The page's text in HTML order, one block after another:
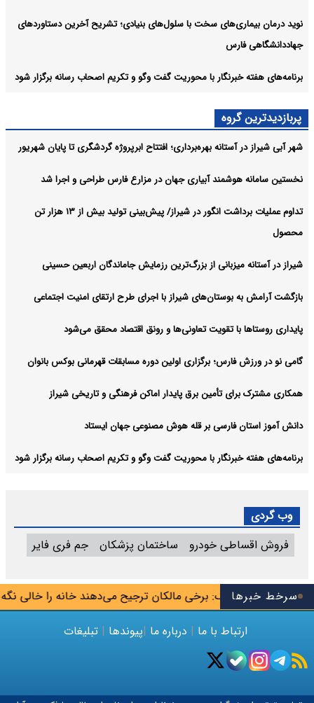
سرخط خبرها
مشاوران املاک: برخی مالکان ترجیح می‌دهند خانه را خالی نگه
نوید درمان بیماری‌های سخت با سلول‌های بنیادی؛ تشریح آخرین دستاوردهای
جهاددانشگاهی فارس
برنامه‌های هفته خبرنگار با محوریت گفت وگو و تکریم اصحاب رسانه برگزار شود
پربازدیدترین گروه
شهر آبی شیراز در آستانه بهره‌برداری؛ افتتاح ابرپروژه گردشگری تا پایان شهریور
نخستین سامانه هوشمند آبیاری جهان در مزارع فارس طراحی و اجرا شد
تداوم عملیات برداشت انگور در شیراز/ پیش‌بینی تولید بیش از ۱۳ هزار تن
محصول
شیراز در آستانه میزبانی از بزرگ‌ترین رزمایش جاماندگان اربعین حسینی
بازگشت آرامش به بوستان‌های شیراز با اجرای طرح ارتقای امنیت اجتماعی
پایداری روستاها با تقویت تعاونی‌ها و رونق اقتصاد محقق می‌شود
گامی نو در ورزش فارس؛ برگزاری اولین دوره مسابقات قهرمانی بوکس بانوان
همکاری مشترک برای تأمین برق پایدار اماکن فرهنگی و تاریخی شیراز
دانش آموز استان فارسی بر قله هوش مصنوعی جهان ایستاد
برنامه‌های هفته خبرنگار با محوریت گفت وگو و تکریم اصحاب رسانه برگزار شود
وب گردی
فروش اقساطی خودرو
ساختمان پزشکان جم فری فایر
ارتباط با ما | درباره ما |پیوندها | تبلیغات